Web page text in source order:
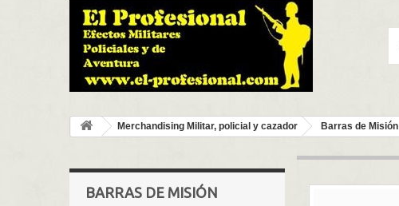
Merchandising Militar, policial y cazador Barras de Misión
BARRAS DE MISIÓN